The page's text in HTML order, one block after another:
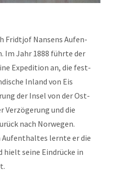
Fridtjof Nansens Aufen­
Im Jahr 1888 führte der
Expe­di­tion an, die fest­
Inland von Eis
der Insel von der Ost-
Verzögerung und die
nach Nor­we­gen.
Aufen­thaltes lernte er die
hielt seine Ein­drücke in